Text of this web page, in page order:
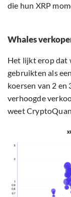
die hun XRP
Whales
Het lijkt erop dat
gebruikten als
koersen van 2 en
verhoogde
weet